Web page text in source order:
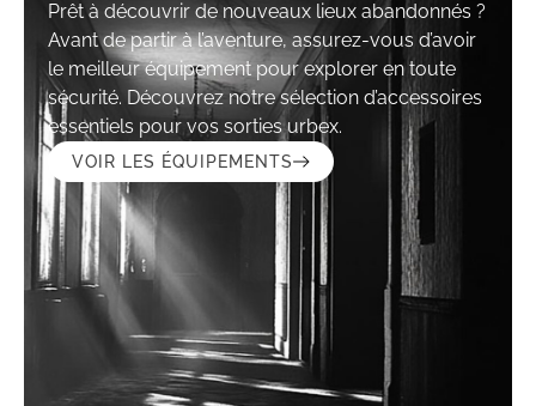
Prêt à découvrir de nouveaux lieux abandonnés ?
Avant de partir à l’aventure, assurez-vous d’avoir
le meilleur équipement pour explorer en toute
sécurité. Découvrez notre sélection d’accessoires
essentiels pour vos sorties urbex.
VOIR LES ÉQUIPEMENTS